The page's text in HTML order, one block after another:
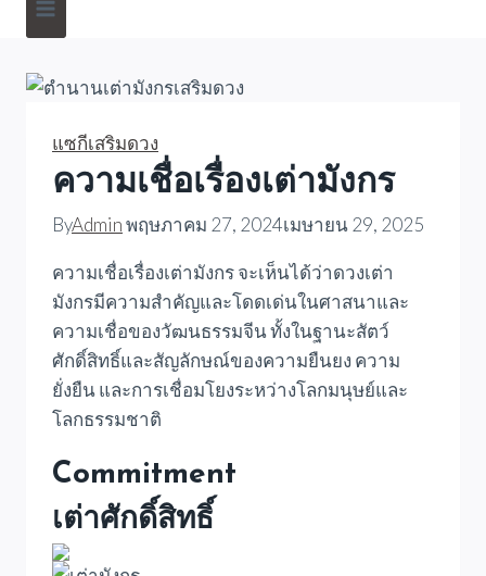
แซกีเสริมดวง
ความเชื่อเรื่องเต่ามังกร
ByAdminพฤษภาคม 27, 2024เมษายน 29, 2025
ความเชื่อเรื่องเต่ามังกร จะเห็นได้ว่าดวงเต่า
มังกรมีความสำคัญและโดดเด่นในศาสนาและ
ความเชื่อของวัฒนธรรมจีน ทั้งในฐานะสัตว์
ศักดิ์สิทธิ์และสัญลักษณ์ของความยืนยง ความ
ยั่งยืน และการเชื่อมโยงระหว่างโลกมนุษย์และ
โลกธรรมชาติ
Commitment
เต่าศักดิ์สิทธิ์